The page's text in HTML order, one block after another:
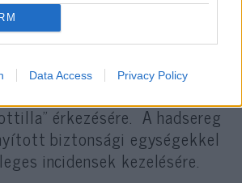
Data Access Privacy Policy
érkezésére. A hadsereg
biztonsági egységekkel
incidensek kezelésére.